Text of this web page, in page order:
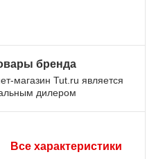
бренда
магазин Tut.ru является
дилером
Все характеристики